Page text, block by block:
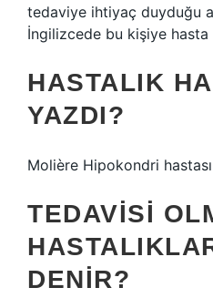
tedaviye ihtiyaç duyduğu
İngilizcede bu kişiye hasta
HASTALIK
YAZDI?
Molière Hipokondri
TEDAVISI
DENIR?